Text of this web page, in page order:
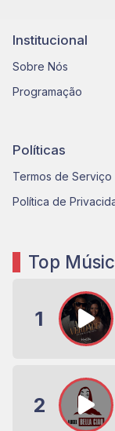
Institucional
Sobre Nós
Programação
Políticas
Termos de Serviço
Política de
Top
1
2